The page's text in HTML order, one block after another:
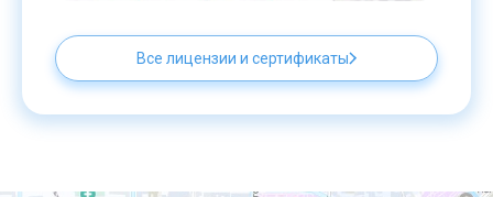
Все лицензии и сертификаты